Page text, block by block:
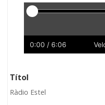
0:00 / 6:06
Títol
Ràdio Estel